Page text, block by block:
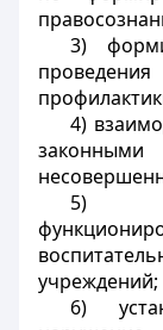
3)
4)
5)
учреждений;
6)